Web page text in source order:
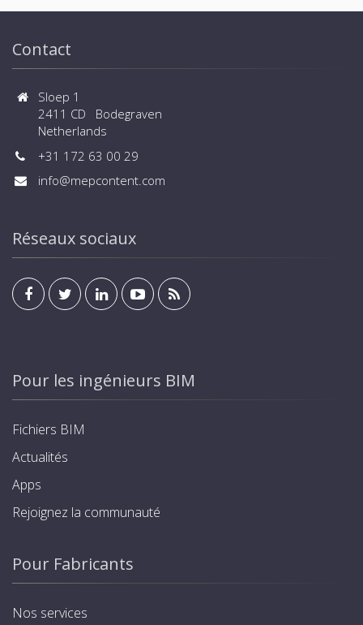
Contact
Sloep 1
2411 CD Bodegraven
Netherlands
+31 172 63 00 29
info@mepcontent.com
Réseaux sociaux
Pour les ingénieurs BIM
Fichiers BIM
Actualités
Apps
Rejoignez la communauté
Pour Fabricants
Nos services